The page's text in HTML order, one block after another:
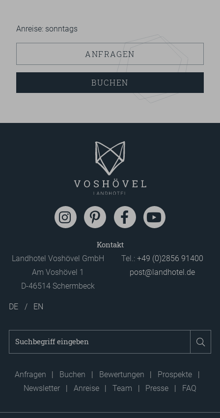
Anreise: sonntags
ANFRAGEN
BUCHEN
Kontakt
Landhotel Voshövel GmbH
Am Voshövel 1
D-46514 Schermbeck
Tel.:+49 (0)2856 91400
post@landhotel.de
DE EN
Anfragen Buchen Bewertungen
Prospekte
Newsletter
Anreise Team Presse FAQ